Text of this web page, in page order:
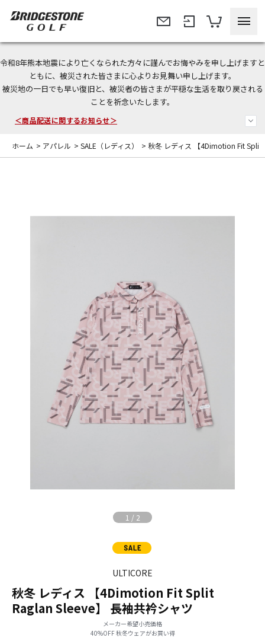
令和8年熊本地震により亡くなられた方々に謹んでお悔やみを申し上げますと
ともに、被災された皆さまに心よりお見舞い申し上げます。
被災地の一日でも早い復旧と、被災者の皆さまが平穏な生活を取り戻される
ことを祈念いたします。
＜夏季休暇中のご注文・発送・お問い合わせ＞
今なら新規会員登録で1,000円OFFクーポンプレゼント！
＜商品配送に関するお知らせ＞
ホーム > アパレル > SALE（レディス） > 秋冬 レディス 【4Dimotion Fit Split
1 / 2
ULTICORE
秋冬 レディス 【4Dimotion Fit Split
Raglan Sleeve】 長袖共衿シャツ
メーカー希望小売価格
40%OFF 秋冬ウェアがお買い得